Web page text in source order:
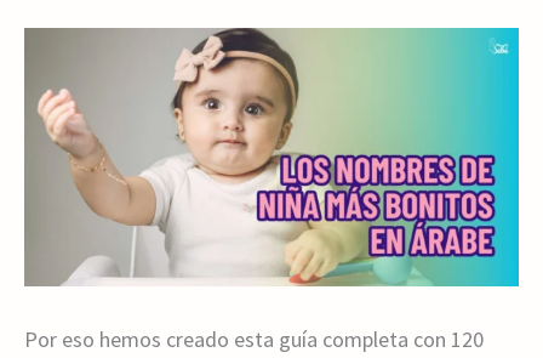
Por eso hemos creado esta guía completa con 120